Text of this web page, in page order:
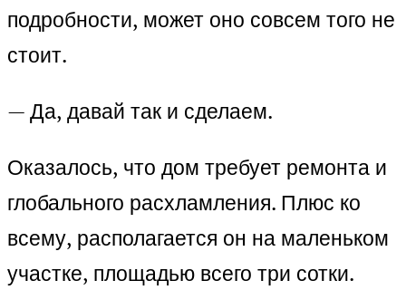
подробности, может оно совсем того не
стоит.
— Да, давай так и сделаем.
Оказалось, что дом требует ремонта и
глобального расхламления. Плюс ко
всему, располагается он на маленьком
участке, площадью всего три сотки.